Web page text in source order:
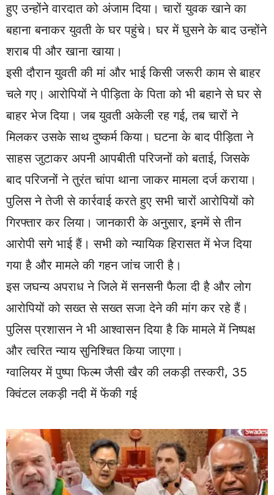
हुए उन्होंने वारदात को अंजाम दिया। चारों युवक खाने का
बहाना बनाकर युवती के घर पहुंचे। घर में घुसने के बाद उन्होंने
शराब पी और खाना खाया।
इसी दौरान युवती की मां और भाई किसी जरूरी काम से बाहर
चले गए। आरोपियों ने पीड़िता के पिता को भी बहाने से घर से
बाहर भेज दिया। जब युवती अकेली रह गई, तब चारों ने
मिलकर उसके साथ दुष्कर्म किया। घटना के बाद पीड़िता ने
साहस जुटाकर अपनी आपबीती परिजनों को बताई, जिसके
बाद परिजनों ने तुरंत चांपा थाना जाकर मामला दर्ज कराया।
पुलिस ने तेजी से कार्रवाई करते हुए सभी चारों आरोपियों को
गिरफ्तार कर लिया। जानकारी के अनुसार, इनमें से तीन
आरोपी सगे भाई हैं। सभी को न्यायिक हिरासत में भेज दिया
गया है और मामले की गहन जांच जारी है।
इस जघन्य अपराध ने जिले में सनसनी फैला दी है और लोग
आरोपियों को सख्त से सख्त सजा देने की मांग कर रहे हैं।
पुलिस प्रशासन ने भी आश्वासन दिया है कि मामले में निष्पक्ष
और त्वरित न्याय सुनिश्चित किया जाएगा।
ग्वालियर में पुष्पा फिल्म जैसी खैर की लकड़ी तस्करी, 35
क्विंटल लकड़ी नदी में फेंकी गई